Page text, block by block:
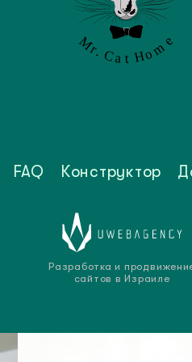
FAQ Конструктор
Разработка и
сайтов в Израиле